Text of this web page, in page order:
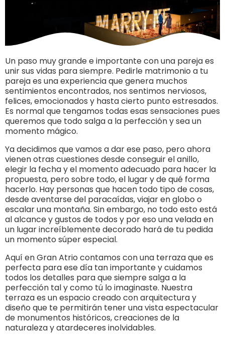
Un paso muy grande e importante con una pareja es
unir sus vidas para siempre. Pedirle matrimonio a tu
pareja es una experiencia que genera muchos
sentimientos encontrados, nos sentimos nerviosos,
felices, emocionados y hasta cierto punto estresados.
Es normal que tengamos todas esas sensaciones pues
queremos que todo salga a la perfección y sea un
momento mágico.
Ya decidimos que vamos a dar ese paso, pero ahora
vienen otras cuestiones desde conseguir el anillo,
elegir la fecha y el momento adecuado para hacer la
propuesta, pero sobre todo, el lugar y de qué forma
hacerlo. Hay personas que hacen todo tipo de cosas,
desde aventarse del paracaídas, viajar en globo o
escalar una montaña. Sin embargo, no todo esto está
al alcance y gustos de todos y por eso una velada en
un lugar increíblemente decorado hará de tu pedida
un momento súper especial.
Aquí en Gran Atrio contamos con una terraza que es
perfecta para ese día tan importante y cuidamos
todos los detalles para que siempre salga a la
perfección tal y como tú lo imaginaste. Nuestra
terraza es un espacio creado con arquitectura y
diseño que te permitirán tener una vista espectacular
de monumentos históricos, creaciones de la
naturaleza y atardeceres inolvidables.